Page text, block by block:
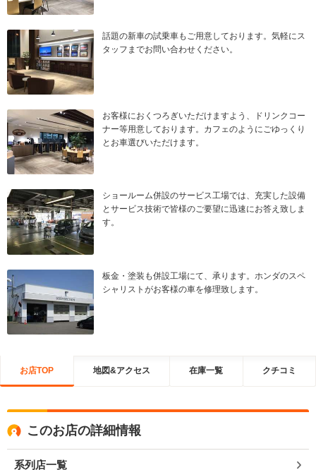
話題の新車の試乗車もご用意しております。気軽にス
タッフまでお問い合わせください。
お客様におくつろぎいただけますよう、ドリンクコー
ナー等用意しております。カフェのようにごゆっくり
とお車選びいただけます。
ショールーム併設のサービス工場では、充実した設備
とサービス技術で皆様のご要望に迅速にお答え致しま
す。
板金・塗装も併設工場にて、承ります。ホンダのスペ
シャリストがお客様の車を修理致します。
お店TOP 地図&アクセス 在庫一覧 クチコミ
このお店の詳細情報
系列店一覧